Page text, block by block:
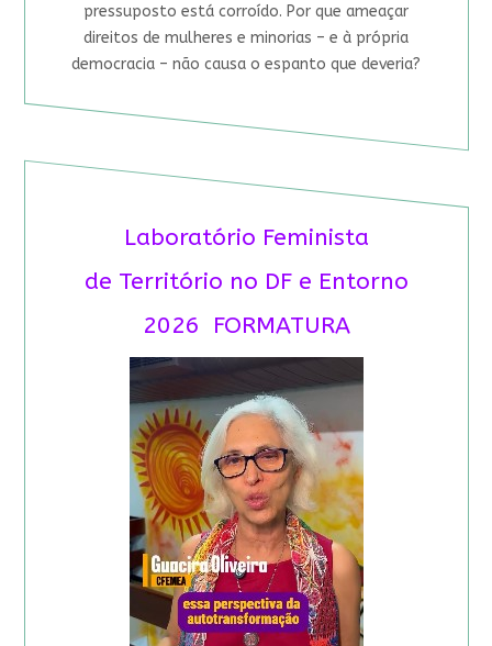
pressuposto está corroído. Por que ameaçar
direitos de mulheres e minorias – e à própria
democracia – não causa o espanto que deveria?
Laboratório Feminista
de Território no DF e Entorno
2026 FORMATURA